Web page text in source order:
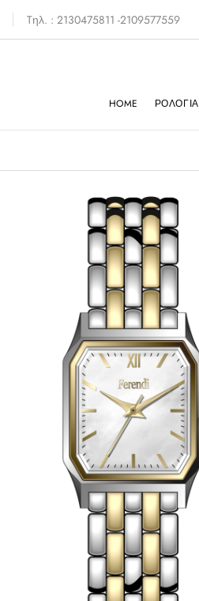
Tηλ. : 2130475811 -2109577559
HOME ΡΟΛΌΓΙΑ